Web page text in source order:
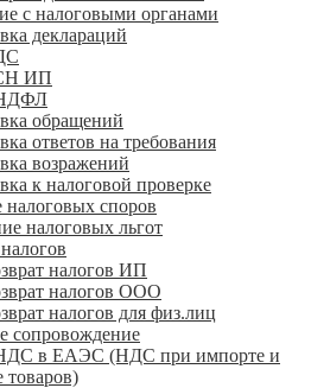
с налоговыми органами
деклараций
ИП
обращений
ответов на требования
возражений
к налоговой проверке
споров
налоговых льгот
налогов ИП
налогов ООО
налогов для физ.лиц
сопровождение
в ЕАЭС (НДС при импорте и
товаров)